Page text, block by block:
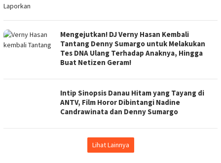
Mengejutkan! DJ Verny Hasan Kembali
Tantang Denny Sumargo untuk Melakukan
Tes DNA Ulang Terhadap Anaknya, Hingga
Buat Netizen Geram!
Intip Sinopsis Danau Hitam yang Tayang di
ANTV, Film Horor Dibintangi Nadine
Candrawinata dan Denny Sumargo
Lihat Lainnya